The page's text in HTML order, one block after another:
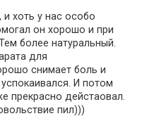
и хоть у нас особо
он хорошо и при
более натуральный.
для
снимает боль и
И потом
прекрасно дейстаовал.
пил)))